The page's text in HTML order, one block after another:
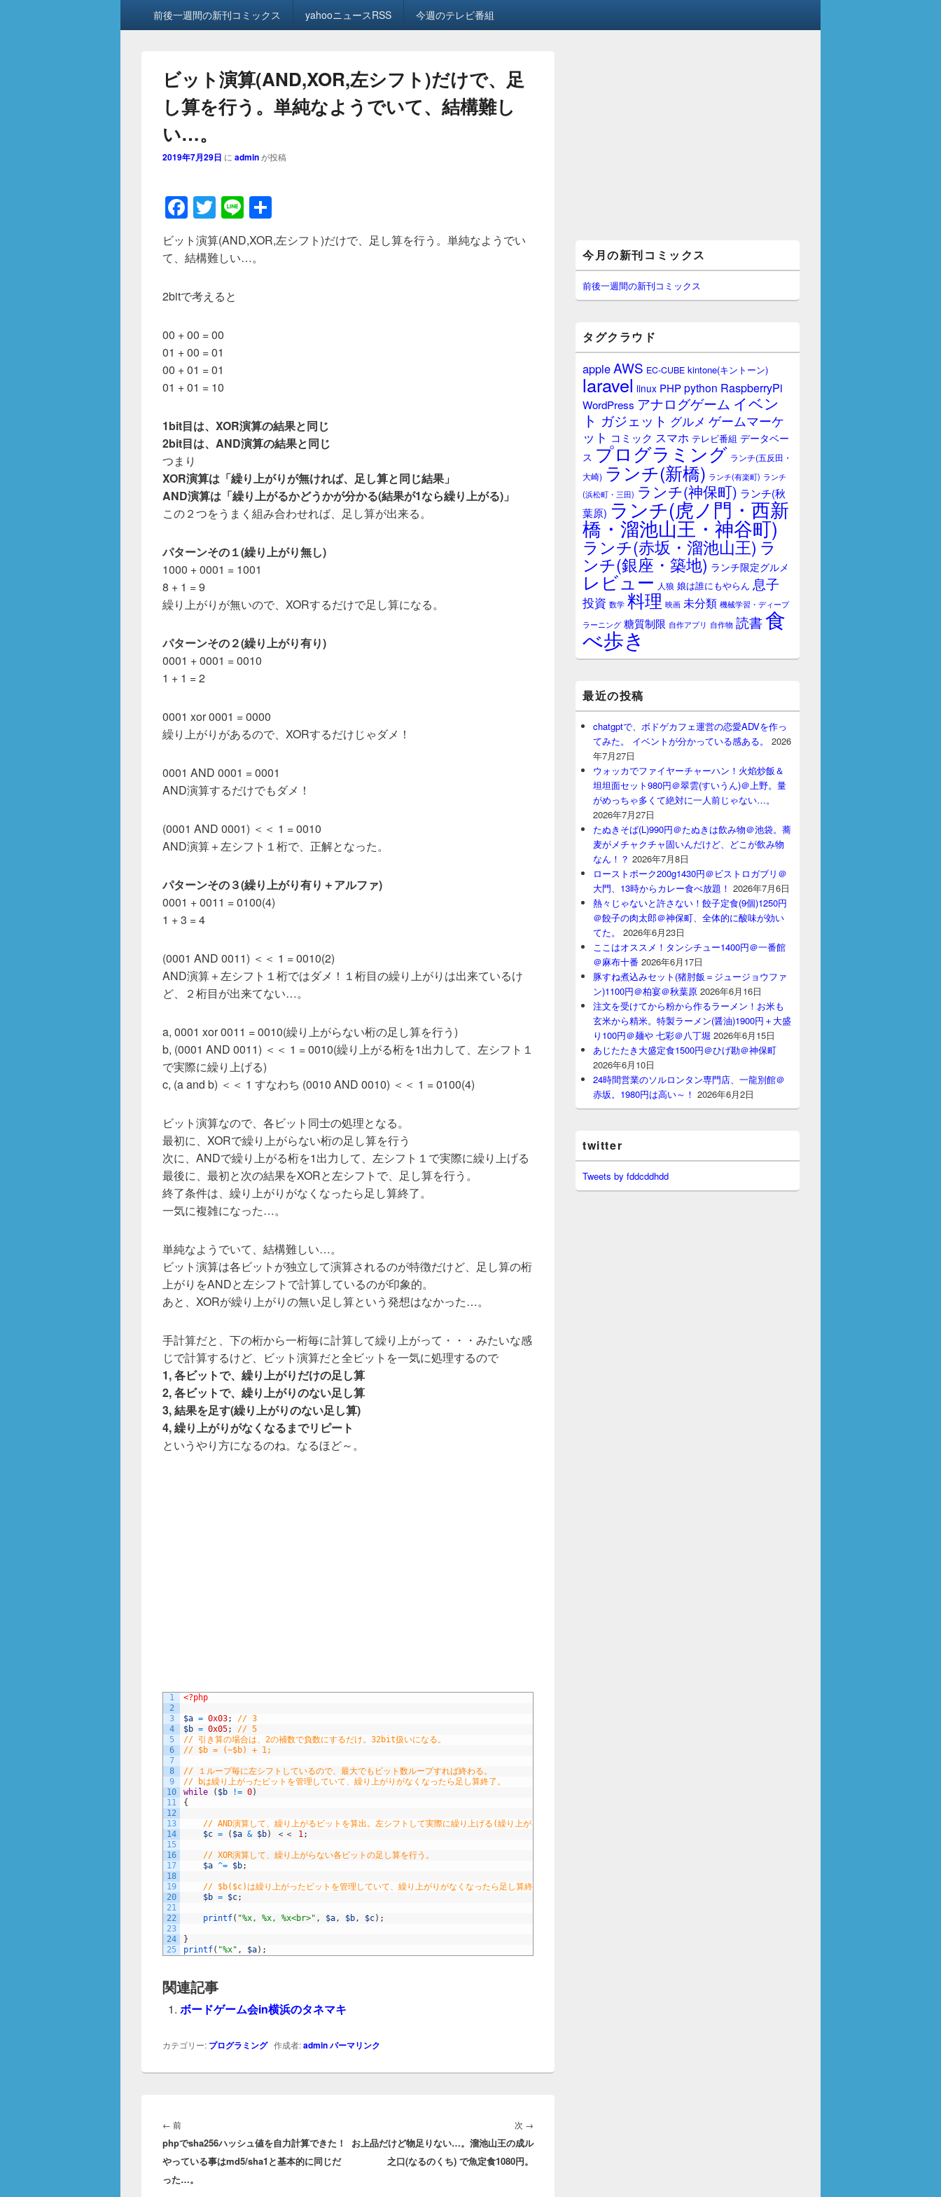
前後一週間の新刊コミックス yahooニュースRSS 今週のテレビ番組
ビット演算(AND,XOR,左シフト)だけで、足
し算を行う。単純なようでいて、結構難し
い…。
2019年7月29日 に adminが投稿
F
a
c
e
b
o
k
T
wi
tt
er
Li
n
e
有
ビット演算(AND,XOR,左シフト)だけで、足し算を行う。単純なようでい
て、結構難しい…。
2bitで考えると
00 + 00 = 00
01 + 00 = 01
00 + 01 = 01
01 + 01 = 10
1bit目は、XOR演算の結果と同じ
2bit目は、AND演算の結果と同じ
つまり
XOR演算は「繰り上がりが無ければ、足し算と同じ結果」
AND演算は「繰り上がるかどうかが分かる(結果が1なら繰り上がる)」
この２つをうまく組み合わせれば、足し算が出来る。
パターンその１(繰り上がり無し)
1000 + 0001 = 1001
8 + 1 = 9
繰り上がりが無いので、XORするだけで足し算になる。
パターンその２(繰り上がり有り)
0001 + 0001 = 0010
1 + 1 = 2
0001 xor 0001 = 0000
繰り上がりがあるので、XORするだけじゃダメ！
0001 AND 0001 = 0001
AND演算するだけでもダメ！
(0001 AND 0001) ＜＜ 1 = 0010
AND演算＋左シフト１桁で、正解となった。
パターンその３(繰り上がり有り＋アルファ)
0001 + 0011 = 0100(4)
1 + 3 = 4
(0001 AND 0011) ＜＜ 1 = 0010(2)
AND演算＋左シフト１桁ではダメ！１桁目の繰り上がりは出来ているけ
ど、２桁目が出来てない…。
a, 0001 xor 0011 = 0010(繰り上がらない桁の足し算を行う)
b, (0001 AND 0011) ＜＜ 1 = 0010(繰り上がる桁を1出力して、左シフト１
で実際に繰り上げる)
c, (a and b) ＜＜ 1 すなわち (0010 AND 0010) ＜＜ 1 = 0100(4)
ビット演算なので、各ビット同士の処理となる。
最初に、XORで繰り上がらない桁の足し算を行う
次に、ANDで繰り上がる桁を1出力して、左シフト１で実際に繰り上げる
最後に、最初と次の結果をXORと左シフトで、足し算を行う。
終了条件は、繰り上がりがなくなったら足し算終了。
一気に複雑になった…。
単純なようでいて、結構難しい…。
ビット演算は各ビットが独立して演算されるのが特徴だけど、足し算の桁
上がりをANDと左シフトで計算しているのが印象的。
あと、XORが繰り上がりの無い足し算という発想はなかった…。
手計算だと、下の桁から一桁毎に計算して繰り上がって・・・みたいな感
じで計算するけど、ビット演算だと全ビットを一気に処理するので
1, 各ビットで、繰り上がりだけの足し算
2, 各ビットで、繰り上がりのない足し算
3, 結果を足す(繰り上がりのない足し算)
4, 繰り上がりがなくなるまでリピート
というやり方になるのね。なるほど～。
1
2
3
4
5
6
7
8
9
10
11
12
13
14
15
16
17
18
19
20
21
22
23
24
25
<?php
$a = 0x03;
// 3
$b = 0x05;
// 5
// 引き算の場合は、2の補数で負数にするだけ。32bit扱いになる。
// $b = (~$b) + 1;
// １ループ毎に左シフトしているので、最大でもビット数ループすれば終わる。
// bは繰り上がったビットを管理していて、繰り上がりがなくなったら足し算終了。
while
( $b != 0)
{
// AND演算して、繰り上がるビットを算出。左シフトして実際に繰り上げる(繰り上がる足し算だけを行う)
$c = ( $a & $b) ＜＜ 1;
// XOR演算して、繰り上がらない各ビットの足し算を行う。
$a ^= $b;
// $b($c)は繰り上がったビットを管理していて、繰り上がりがなくなったら足し算終了。
$b = $c;
printf( "%x, %x, %x<br>" , $a, $b, $c) ;
}
printf( "%x" , $a) ;
関連記事
ボードゲーム会in横浜のタネマキ
カテゴリー: プログラミング作成者:adminパーマリンク
稿
ナ
ビ
ゲ
ー
← 前前
の
投
稿:
phpでsha256ハッシュ値を自力計算できた！
やっている事はmd5/sha1と基本的に同じだ
った…。
次 →
の
お上品だけど物足りない…。溜池山王の成ル
之口(なるのくち) で魚定食1080円。
イ
ン
サ
イ
ー
ジ
ッ
ト
今月の新刊コミックス
前後一週間の新刊コミックス
タグクラウド
appleAWS EC-CUBE kintone(キントーン)
laravel linux PHPpython RaspberryPi
WordPress アナログゲーム イベン
ト ガジェット グルメ ゲームマーケ
ット コミック スマホ テレビ番組 データベー
ス プログラミング ランチ(五反田・
大崎) ランチ(新橋) ランチ(有楽町) ランチ
(浜松町・三田) ランチ(神保町) ランチ(秋
葉原) ランチ(虎ノ門・西新
橋・溜池山王・神谷町)
ランチ(赤坂・溜池山王) ラ
ンチ(銀座・築地) ランチ限定グルメ
レビュー 人狼 娘は誰にもやらん 息子
投資 数学 料理 映画 未分類 機械学習・ディープ
ラーニング 糖質制限 自作アプリ 自作物 読書食
べ歩き
最近の投稿
chatgptで、ボドゲカフェ運営の恋愛ADVを作っ
てみた。 イベントが分かっている感ある。
2026
年7月27日
ウォッカでファイヤーチャーハン！火焰炒飯＆
坦坦面セット980円＠翠雲(すいうん)＠上野。量
がめっちゃ多くて絶対に一人前じゃない…。
2026年7月27日
たぬきそば(L)990円＠たぬきは飲み物＠池袋。蕎
麦がメチャクチャ固いんだけど、どこが飲み物
なん！？ 2026年7月8日
ローストポーク200g1430円＠ビストロガブリ＠
大門、13時からカレー食べ放題！ 2026年7月6日
熱々じゃないと許さない！餃子定食(9個)1250円
＠餃子の肉太郎＠神保町、全体的に酸味が効い
てた。
2026年6月23日
ここはオススメ！タンシチュー1400円＠一番館
＠麻布十番 2026年6月17日
豚すね煮込みセット(猪肘飯＝ジュージョウファ
ン)1100円＠柏宴＠秋葉原 2026年6月16日
注文を受けてから粉から作るラーメン！お米も
玄米から精米。特製ラーメン(醤油)1900円＋大盛
り100円＠麺や 七彩＠八丁堀 2026年6月15日
あじたたき大盛定食1500円＠ひげ勘＠神保町
2026年6月10日
24時間営業のソルロンタン専門店、一龍別館＠
赤坂。1980円は高い～！ 2026年6月2日
twitter
Tweets by fddcddhdd